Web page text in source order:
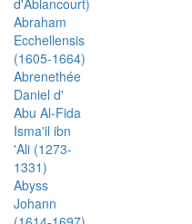
Abraham
Ecchellensis
(1605-1664)
Abrenethée
Daniel d'
Abu Al-Fida
Isma'il ibn
'Ali (1273-
1331)
Abyss
Johann